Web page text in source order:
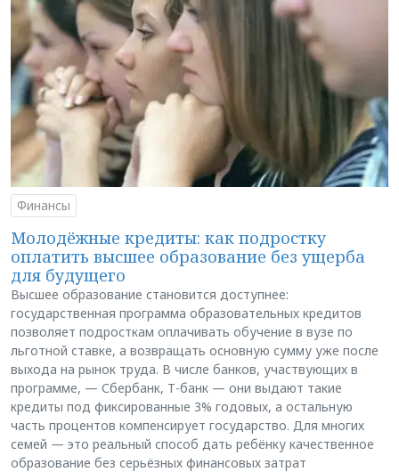
Финансы
Молодёжные кредиты: как подростку
оплатить высшее образование без ущерба
для будущего
Высшее образование становится доступнее:
государственная программа образовательных кредитов
позволяет подросткам оплачивать обучение в вузе по
льготной ставке, а возвращать основную сумму уже после
выхода на рынок труда. В числе банков, участвующих в
программе, — Сбербанк, Т-банк — они выдают такие
кредиты под фиксированные 3% годовых, а остальную
часть процентов компенсирует государство. Для многих
семей — это реальный способ дать ребёнку качественное
образование без серьёзных финансовых затрат